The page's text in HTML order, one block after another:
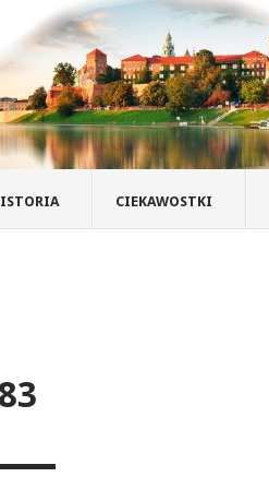
CIEKAWOSTKI